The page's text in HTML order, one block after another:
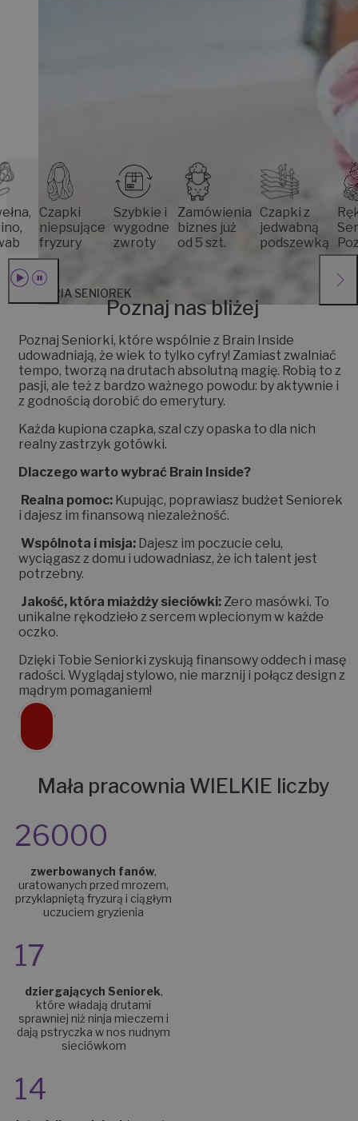
Czapki
niepsujące
fryzury
Szybkie i
wygodne
zwroty
Zamówienia
biznes już
od 5 szt.
Czapki z
jedwabną
podszewką
HISTORIA SENIOREK
Poznaj nas bliżej
Poznaj Seniorki, które wspólnie z Brain Inside
udowadniają, że wiek to tylko cyfry! Zamiast zwalniać
tempo, tworzą na drutach absolutną magię. Robią to z
pasji, ale też z bardzo ważnego powodu: by aktywnie i
z godnością dorobić do emerytury.
Każda kupiona czapka, szal czy opaska to dla nich
realny zastrzyk gotówki.
Dlaczego warto wybrać Brain Inside?
Realna pomoc: Kupując, poprawiasz budżet Seniorek
i dajesz im finansową niezależność.
Wspólnota i misja: Dajesz im poczucie celu,
wyciągasz z domu i udowadniasz, że ich talent jest
potrzebny.
Jakość, która miażdży sieciówki: Zero masówki. To
unikalne rękodzieło z sercem wplecionym w każde
oczko.
Dzięki Tobie Seniorki zyskują finansowy oddech i masę
radości. Wyglądaj stylowo, nie marznij i połącz design z
mądrym pomaganiem!
Mała pracownia WIELKIE liczby
26000
zwerbowanych fanów,
uratowanych przed mrozem,
przyklapniętą fryzurą i ciągłym
uczuciem gryzienia
17
dziergających Seniorek,
które władają drutami
sprawniej niż ninja mieczem i
dają pstryczka w nos nudnym
sieciówkom
14